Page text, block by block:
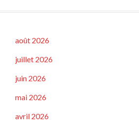
août 2026
juillet 2026
juin 2026
mai 2026
avril 2026